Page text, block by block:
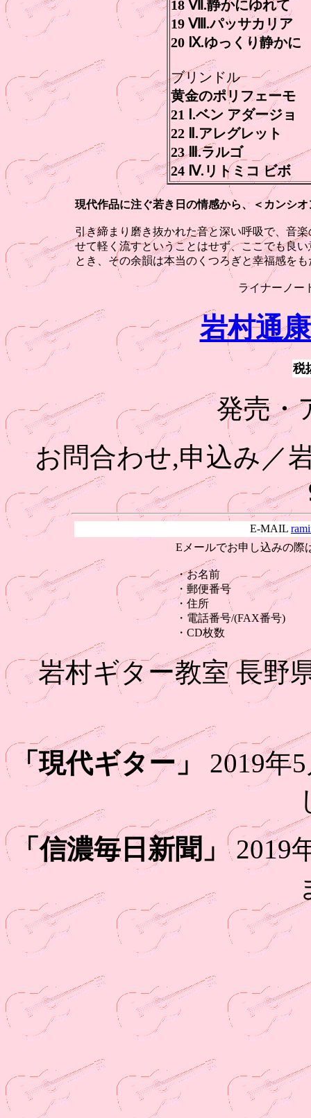
18 Ⅶ.静かにゆれて
19 Ⅷ.パッサカリア
20 Ⅸ.ゆっくり静かに
ブリンドル
黄金のポリフェーモ
21 Ⅰ.ベン アダージョ
22 Ⅱ.アレグレット
23 Ⅲ.ラルゴ
24 Ⅳ.リトミコ ビボ
現代作品に注ぐ若き日の情感から、＜カンシ
引き締まり磨き抜かれた音と深い呼吸で、音
せて軽く流すということはせず、ここでも良
とき、その余韻は本当のくつろぎと幸福感を
ライナーノー
岩村通
税
発売・
お問合わせ,申込み／
E-MAIL
Eメールでお申し込みの際
・お名前
・郵便番号
・住所
・電話番号/(FAX番号)
・CD枚数
岩村ギター教室 長野
「現代ギター」 2019年
「信濃毎日新聞」2019